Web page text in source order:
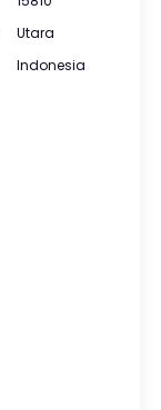
Utara
Indonesia